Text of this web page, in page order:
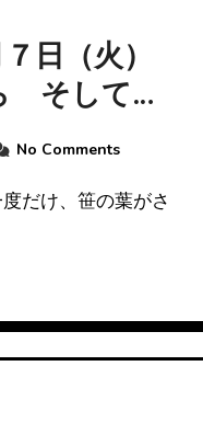
日（火）
そして卓
No Comments